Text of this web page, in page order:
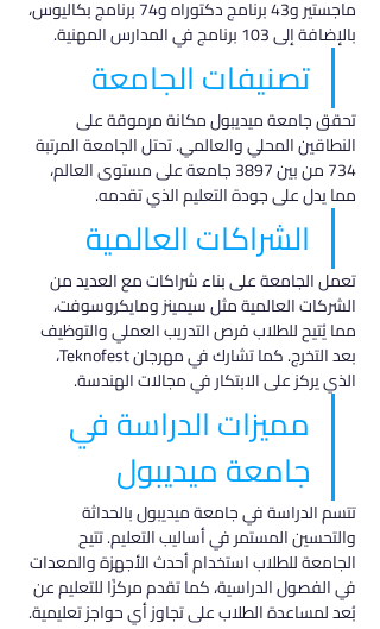
ماجستير و43 برنامج دكتوراه و74 برنامج بكاليوس،
بالإضافة إلى 103 برنامج في المدارس المهنية.
تصنيفات الجامعة
تحقق جامعة ميديبول مكانة مرموقة على
النطاقين المحلي والعالمي. تحتل الجامعة المرتبة
734 من بين 3897 جامعة على مستوى العالم،
مما يدل على جودة التعليم الذي تقدمه.
الشراكات العالمية
تعمل الجامعة على بناء شراكات مع العديد من
الشركات العالمية مثل سيمينز ومايكروسوفت،
مما يُتيح للطلاب فرص التدريب العملي والتوظيف
بعد التخرج. كما تشارك في مهرجان Teknofest،
الذي يركز على الابتكار في مجالات الهندسة.
مميزات الدراسة في
جامعة ميديبول
تتسم الدراسة في جامعة ميديبول بالحداثة
والتحسين المستمر في أساليب التعليم. تتيح
الجامعة للطلاب استخدام أحدث الأجهزة والمعدات
في الفصول الدراسية، كما تقدم مركزًا للتعليم عن
بُعد لمساعدة الطلاب على تجاوز أي حواجز تعليمية.